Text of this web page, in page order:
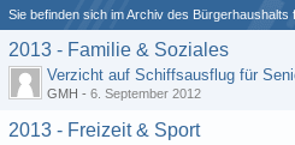
Sie befinden sich im Archiv des Bürgerhaushalts
2013 - Familie & Soziales
Verzicht auf Schiffsausflug für
GMH - 6. September 2012
2013 - Freizeit & Sport